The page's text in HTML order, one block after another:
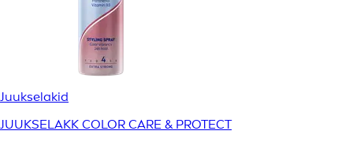
Juukselakid
JUUKSELAKK COLOR CARE & PROTECT